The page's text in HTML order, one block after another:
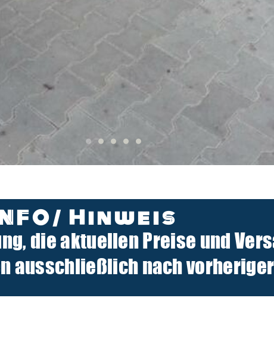
Hinweis
die aktuellen Preise und
ausschließlich nach